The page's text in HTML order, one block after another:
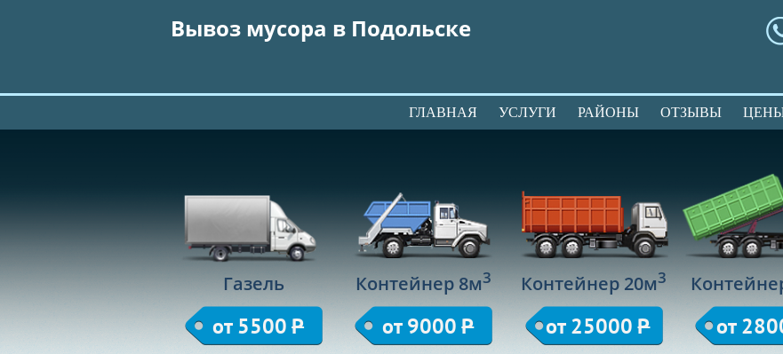
Вывоз мусора в Подольске
ГЛАВНАЯ УСЛУГИ РАЙОНЫ ОТЗЫВЫ
Газель
от 5500Р
Контейнер 8м3
от 9000 Р
Контейнер 20м3
от 25000 Р от